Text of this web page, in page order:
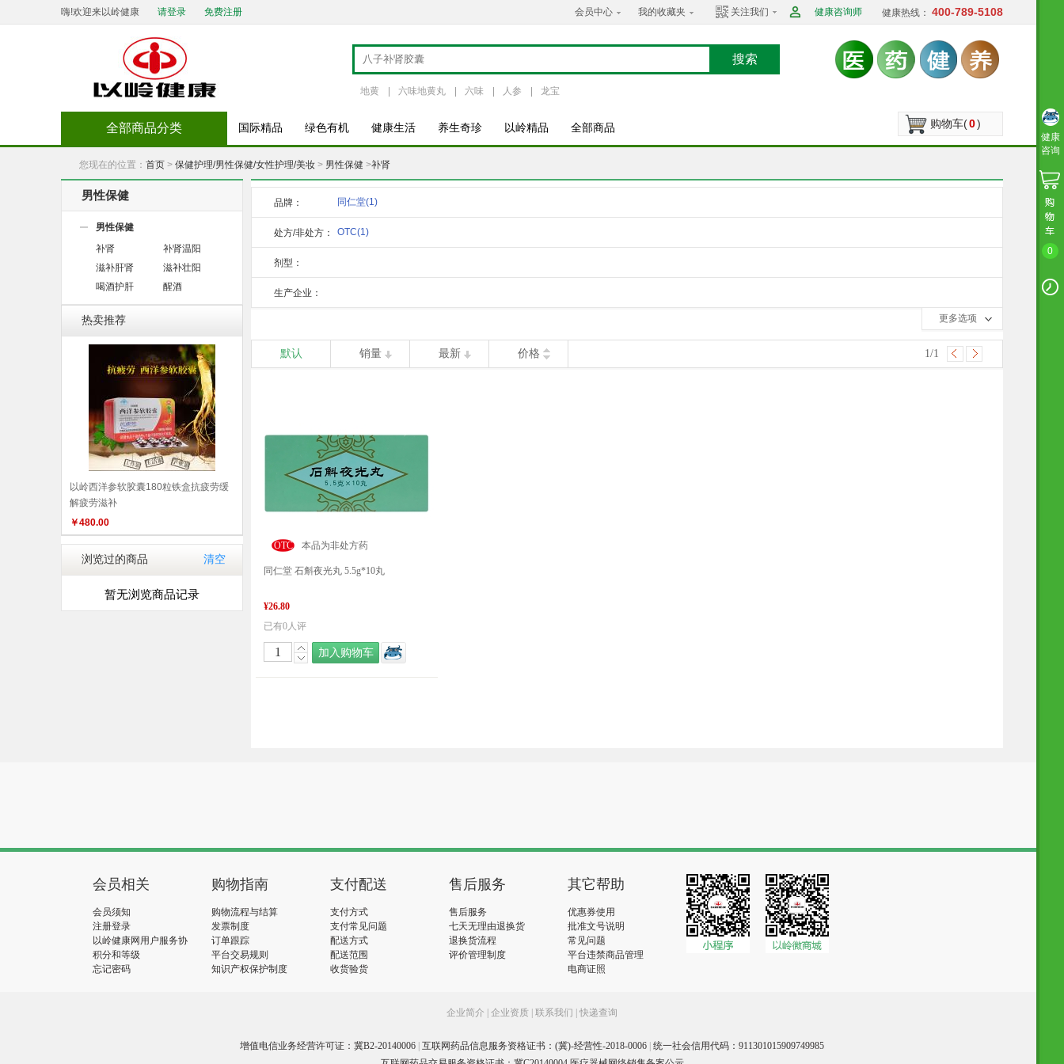
嗨!欢迎来以岭健康 请登录 免费注册 会员中心 我的收藏夹 关注我们 健康咨询师 健康热线： 400-789-5108
搜索
地黄 六味地黄丸 六味 人参 龙宝
购物车(0)
全部商品分类 国际精品 绿色有机 健康生活 养生奇珍 以岭精品 全部商品
您现在的位置： 首页 > 保健护理/男性保健/女性护理/美妆 > 男性保健 >补肾
男性保健
男性保健
补肾
补肾温阳
滋补肝肾
滋补壮阳
喝酒护肝
醒酒
热卖推荐
以岭西洋参软胶囊180粒铁盒抗疲劳缓
解疲劳滋补
￥480.00
浏览过的商品 清空
暂无浏览商品记录
收起选项
更多选项
品牌： 同仁堂(1)
处方/非处方： OTC(1)
剂型：
生产企业：
默认 销量 最新 价格 1/1
同仁堂 石斛夜光丸 5.5g*10丸
¥26.80
已有0人评
OTC 本品为非处方药
加入购物车
健康
咨询
0
会员相关
会员须知
注册登录
以岭健康网用户服务协
议
积分和等级
忘记密码
购物指南
购物流程与结算
发票制度
订单跟踪
平台交易规则
知识产权保护制度
支付配送
支付方式
支付常见问题
配送方式
配送范围
收货验货
售后服务
售后服务
七天无理由退换货
退换货流程
评价管理制度
其它帮助
优惠券使用
批准文号说明
常见问题
平台违禁商品管理
电商证照
企业简介 企业资质 联系我们 快递查询
增值电信业务经营许可证：冀B2-20140006 互联网药品信息服务资格证书：(冀)-经营性-2018-0006 统一社会信用代码：911301015909749985